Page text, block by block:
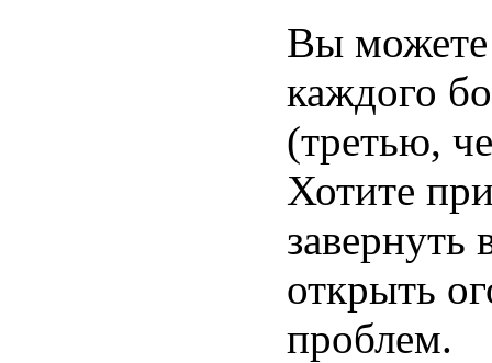
Вы можете
каждого
(третью,
Хотите
завернуть
открыть
проблем.